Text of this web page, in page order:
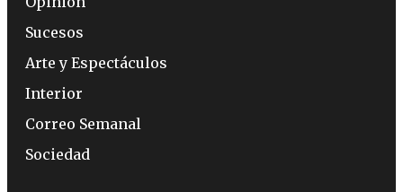
Sucesos
Arte y Espectáculos
Interior
Correo Semanal
Sociedad